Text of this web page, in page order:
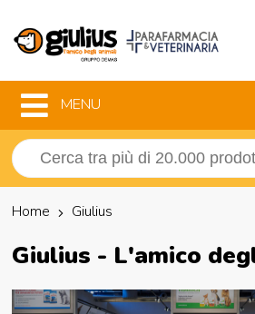
MENU
Home Giulius
Giulius - L'amico